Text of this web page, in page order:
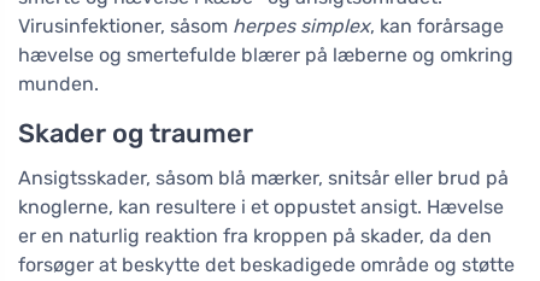
Virusinfektioner, såsom herpes simplex, kan forårsage
hævelse og smertefulde blærer på læberne og omkring
munden.
Skader og traumer
Ansigtsskader, såsom blå mærker, snitsår eller brud på
knoglerne, kan resultere i et oppustet ansigt. Hævelse
er en naturlig reaktion fra kroppen på skader, da den
forsøger at beskytte det beskadigede område og støtte